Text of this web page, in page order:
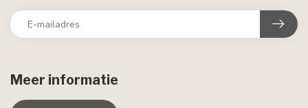
Meer informatie